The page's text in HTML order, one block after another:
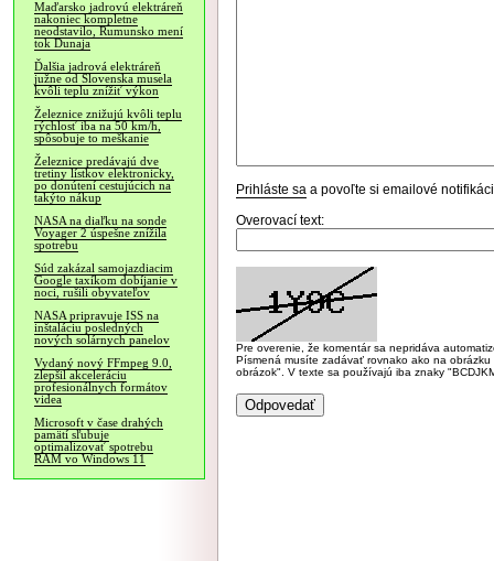
Maďarsko jadrovú elektráreň
nakoniec kompletne
neodstavilo, Rumunsko mení
tok Dunaja
Ďalšia jadrová elektráreň
južne od Slovenska musela
kvôli teplu znížiť výkon
Železnice znižujú kvôli teplu
rýchlosť iba na 50 km/h,
spôsobuje to meškanie
Železnice predávajú dve
tretiny lístkov elektronicky,
po donútení cestujúcich na
takýto nákup
NASA na diaľku na sonde
Voyager 2 úspešne znížila
spotrebu
Súd zakázal samojazdiacim
Google taxíkom dobíjanie v
noci, rušili obyvateľov
NASA pripravuje ISS na
inštaláciu posledných
nových solárnych panelov
Vydaný nový FFmpeg 9.0,
zlepšil akceleráciu
profesionálnych formátov
videa
Microsoft v čase drahých
pamätí sľubuje
optimalizovať spotrebu
RAM vo Windows 11
Prihláste sa a povoľte si emailové
Overovací text:
Pre overenie, že komentár sa nepridáva
Písmená musíte zadávať rovnako ako na
obrázok". V texte sa používajú iba znaky